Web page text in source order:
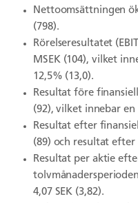
Nettoomsättningen
(798).
Rörelseresultatet
MSEK (104), vilket
12,5% (13,0).
Resultat före
(92), vilket innebar en
Resultat efter
(89) och resultat efter
Resultat per aktie
4,07 SEK (3,82).